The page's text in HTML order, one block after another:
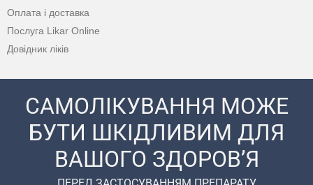
Оплата і доставка
Послуга Likar Online
Довідник ліків
САМОЛІКУВАННЯ МОЖЕ
БУТИ ШКІДЛИВИМ ДЛЯ
ВАШОГО ЗДОРОВ’Я